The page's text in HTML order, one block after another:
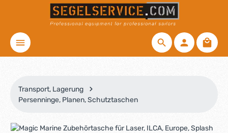
Zum Hauptinhalt springen
Transport, Lagerung
Persenninge, Planen, Schutztaschen
Bildergalerie überspringen